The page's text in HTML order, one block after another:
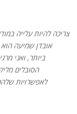
צריכה להיות עלייה
ביותר, ואני
הסובלים
לאפשרויות